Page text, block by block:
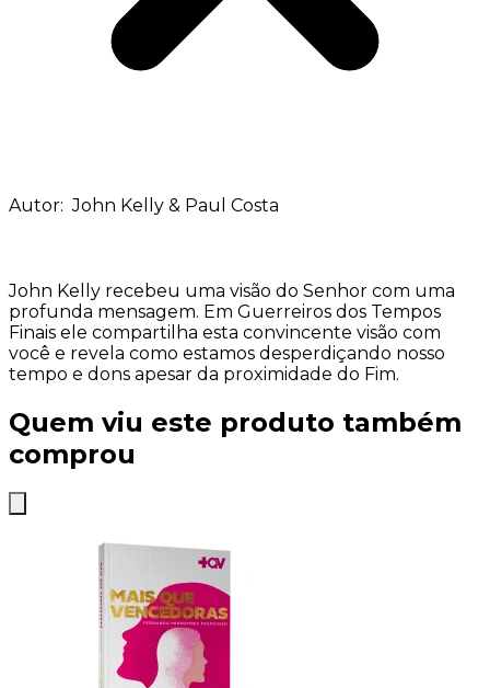
Autor: John Kelly & Paul Costa
John Kelly recebeu uma visão do Senhor com uma
profunda mensagem. Em Guerreiros dos Tempos
Finais ele compartilha esta convincente visão com
você e revela como estamos desperdiçando nosso
tempo e dons apesar da proximidade do Fim.
Quem viu este produto também
comprou